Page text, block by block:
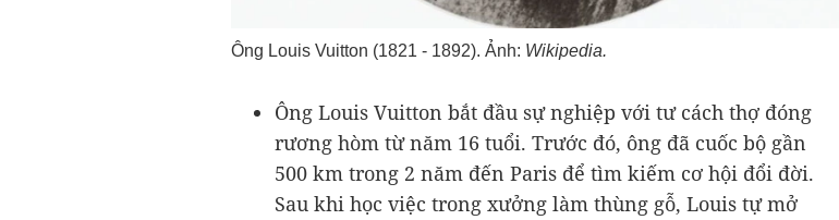
Ông Louis Vuitton (1821 - 1892). Ảnh: Wikipedia.
Ông Louis Vuitton bắt đầu sự nghiệp với tư cách thợ đóng
rương hòm từ năm 16 tuổi. Trước đó, ông đã cuốc bộ gần
500 km trong 2 năm đến Paris để tìm kiếm cơ hội đổi đời.
Sau khi học việc trong xưởng làm thùng gỗ, Louis tự mở